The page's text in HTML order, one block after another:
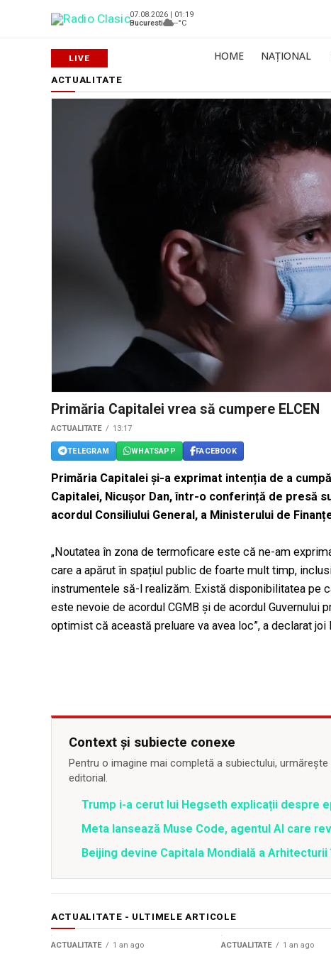
07.08.2026 | 01:19
Bucuresti
--°C
HOME NAȚIONAL
ACTUALITATE
Primăria Capitalei vrea să cumpere ELCEN
ACTUALITATE 13:17
TELEGRAM WHATSAPP FACEBOOK
Primăria Capitalei și-a exprimat intenția de a
Capitalei, Nicușor Dan, într-o conferință de presă
acordul Consiliului General, a Ministerului de
„Noutatea în zona de termoficare este că ne-am
care a apărut în spațiul public de foarte mult timp,
instrumentele să-l realizăm. Există disponibilitatea pe
este nevoie de acordul CGMB și de acordul Guvernului
optimist că această preluare va avea loc”, a declarat joi
Context și subiecte conexe
Pentru o imagine mai completă a subiectului,
editorial.
Trump i-a cerut lui Hegseth explicații despre
Meta lansează Muse Code, agentul AI care
Beijing devine Capitala Mondială a Arhitecturii
ACTUALITATE - ULTIMELE ARTICOLE
ACTUALITATE 1 an ago ACTUALITATE 1 an ago